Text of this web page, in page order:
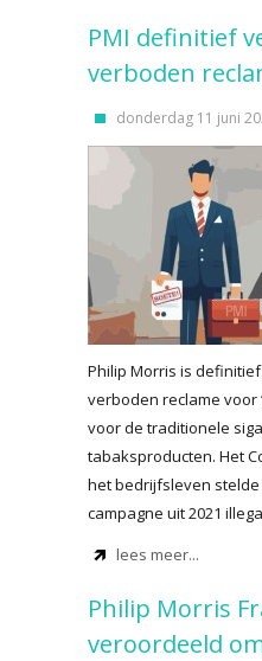
PMI definitief
verboden
donderdag 11 juni
Philip Morris is
verboden reclame voor
voor de traditionele
tabaksproducten. Het
het bedrijfsleven
campagne uit 2021
lees meer...
Philip Morris
veroordeeld